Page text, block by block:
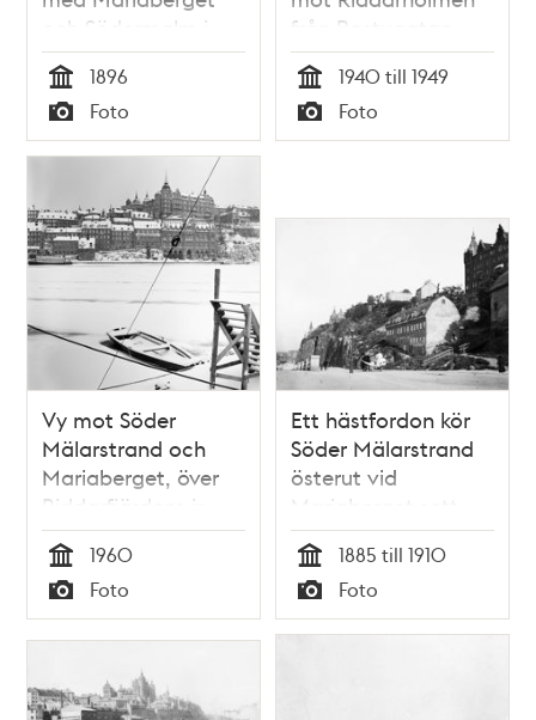
och Södermalm i
bakgrunden
Tid
1896
Typ
Foto
från Bastugatan
Tid
1940 till 1949
Typ
Foto
Vy mot Söder
Mälarstrand och
Mariaberget, över
Riddarfjärdens is
Tid
1960
Typ
Foto
Ett hästfordon kör
Söder Mälarstrand
österut vid
Mariaberget sett
rån Torkel
Knutssonsgatan.
Husen närmast
ligger vid slutet av
Tid
1885 till 1910
Typ
Foto